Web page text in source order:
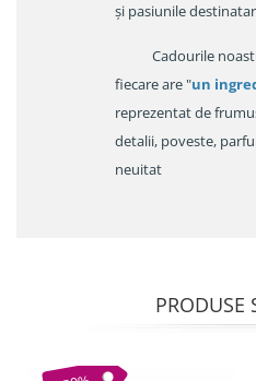
și pasiunile
Cadourile
fiecare are "un
reprezentat de
detalii, poveste,
neuitat
PRODUSE